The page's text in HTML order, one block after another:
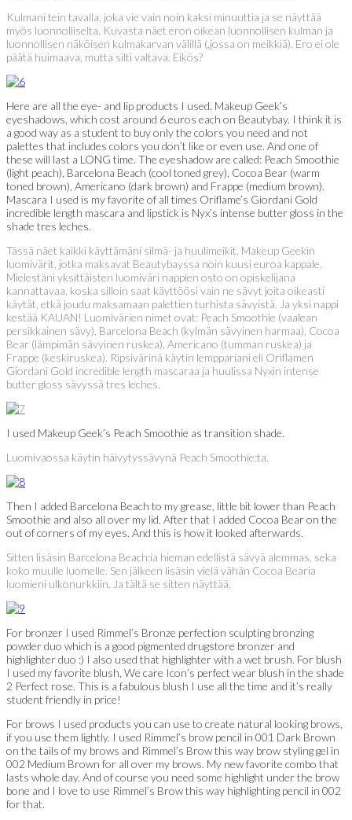
Kulmani tein tavalla, joka vie vain noin kaksi minuuttia ja se näyttää
myös luonnolliselta. Kuvasta näet eron oikean luonnollisen kulman ja
luonnollisen näköisen kulmakarvan välillä (,jossa on meikkiä). Ero ei ole
päätä huimaava, mutta silti valtava. Eikös?
Here are all the eye- and lip products I used. Makeup Geek’s
eyeshadows, which cost around 6 euros each on Beautybay. I think it is
a good way as a student to buy only the colors you need and not
palettes that includes colors you don’t like or even use. And one of
these will last a LONG time. The eyeshadow are called: Peach Smoothie
(light peach), Barcelona Beach (cool toned grey), Cocoa Bear (warm
toned brown), Americano (dark brown) and Frappe (medium brown).
Mascara I used is my favorite of all times Oriflame’s Giordani Gold
incredible length mascara and lipstick is Nyx’s intense butter gloss in the
shade tres leches.
Tässä näet kaikki käyttämäni silmä- ja huulimeikit. Makeup Geekin
luomivärit, jotka maksavat Beautybayssa noin kuusi euroa kappale.
Mielestäni yksittäisten luomiväri nappien osto on opiskelijana
kannattavaa, koska silloin saat käyttöösi vain ne sävyt joita oikeasti
käytät, etkä joudu maksamaan palettien turhista sävyistä. Ja yksi nappi
kestää KAUAN! Luomivärien nimet ovat: Peach Smoothie (vaalean
persikkainen sävy), Barcelona Beach (kylmän sävyinen harmaa), Cocoa
Bear (lämpimän sävyinen ruskea), Americano (tumman ruskea) ja
Frappe (keskiruskea). Ripsivärinä käytin lemppariani eli Oriflamen
Giordani Gold incredible length mascaraa ja huulissa Nyxin intense
butter gloss sävyssä tres leches.
I used Makeup Geek’s Peach Smoothie as transition shade.
Luomivaossa käytin häivytyssävynä Peach Smoothie:ta.
Then I added Barcelona Beach to my grease, little bit lower than Peach
Smoothie and also all over my lid. After that I added Cocoa Bear on the
out of corners of my eyes. And this is how it looked afterwards.
Sitten lisäsin Barcelona Beach:ia hieman edellistä sävyä alemmas, seka
koko muulle luomelle. Sen jälkeen lisäsin vielä vähän Cocoa Bearia
luomieni ulkonurkkiin. Ja tältä se sitten näyttää.
For bronzer I used Rimmel’s Bronze perfection sculpting bronzing
powder duo which is a good pigmented drugstore bronzer and
highlighter duo :) I also used that highlighter with a wet brush. For blush
I used my favorite blush, We care Icon’s perfect wear blush in the shade
2 Perfect rose. This is a fabulous blush I use all the time and it’s really
student friendly in price!
For brows I used products you can use to create natural looking brows,
if you use them lightly. I used Rimmel’s brow pencil in 001 Dark Brown
on the tails of my brows and Rimmel’s Brow this way brow styling gel in
002 Medium Brown for all over my brows. My new favorite combo that
lasts whole day. And of course you need some highlight under the brow
bone and I love to use Rimmel’s Brow this way highlighting pencil in 002
for that.